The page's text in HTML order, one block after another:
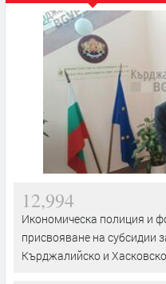
12,994
Икономическа полиция и
присвояване на субсидии
Кърджалийско и Хасковско